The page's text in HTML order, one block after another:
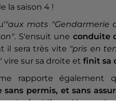
la saison 4 !
"aux mots "Gendarmerie
. S'ensuit une conduite
il sera très vite "pris en
vire sur sa droite et finit sa
rapporte
permis, et sans
Le fugitif est désormais